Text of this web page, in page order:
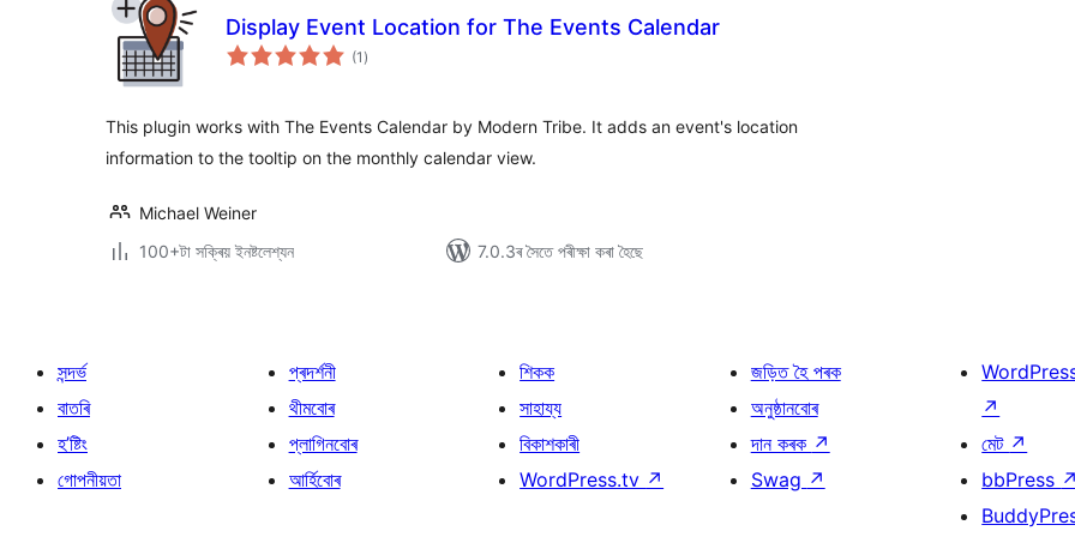
Display Event Location for The Events Calendar
(1 টা
মুঠ)
This plugin works with The Events Calendar by Modern Tribe. It adds an event's location
information to the tooltip on the monthly calendar view.
Michael Weiner
100+টা সক্ৰিয় ইনষ্টলেশ্যন
7.0.3ৰ সৈতে পৰীক্ষা কৰা হৈছে
সন্দৰ্ভ
বাতৰি
হ’ষ্টিং
গোপনীয়তা
প্ৰদৰ্শনী
থীমবোৰ
প্লাগিনবোৰ
আৰ্হিবোৰ
শিকক
সাহায্য
বিকাশকাৰী
WordPress.tv ↗
জড়িত হৈ পৰক
অনুষ্ঠানবোৰ
দান কৰক ↗
Swag ↗
↗
মেট ↗
bbPress ↗